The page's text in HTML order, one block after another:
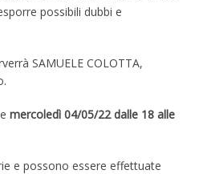
possibili dubbi e
SAMUELE COLOTTA,
mercoledì 04/05/22 dalle 18 alle
e possono essere effettuate